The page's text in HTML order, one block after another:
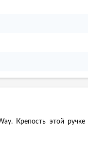
Крепость этой ручке